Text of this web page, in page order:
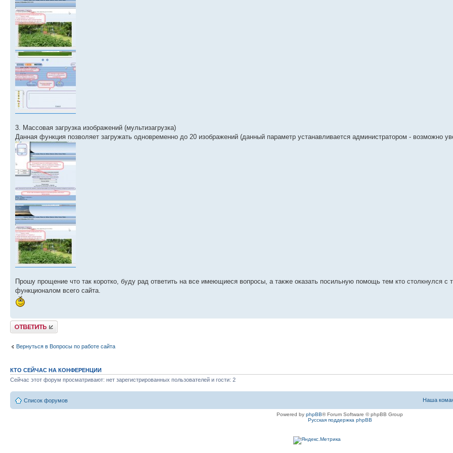
3. Массовая загрузка изображений (мультизагрузка)
Данная функция позволяет загружать одновременно до 20 изображений (данный параметр устанавливается администратором - возможно
Прошу прощение что так коротко, буду рад ответить на все имеющиеся вопросы, а также оказать посильную помощь тем кто столкнулся с
функционалом всего сайта.
Ответить
Вернуться в Вопросы по работе сайта
КТО СЕЙЧАС НА КОНФЕРЕНЦИИ
Сейчас этот форум просматривают: нет зарегистрированных пользователей и гости: 2
Список форумов Наша
Powered by phpBB® Forum Software © phpBB Group
Русская поддержка phpBB